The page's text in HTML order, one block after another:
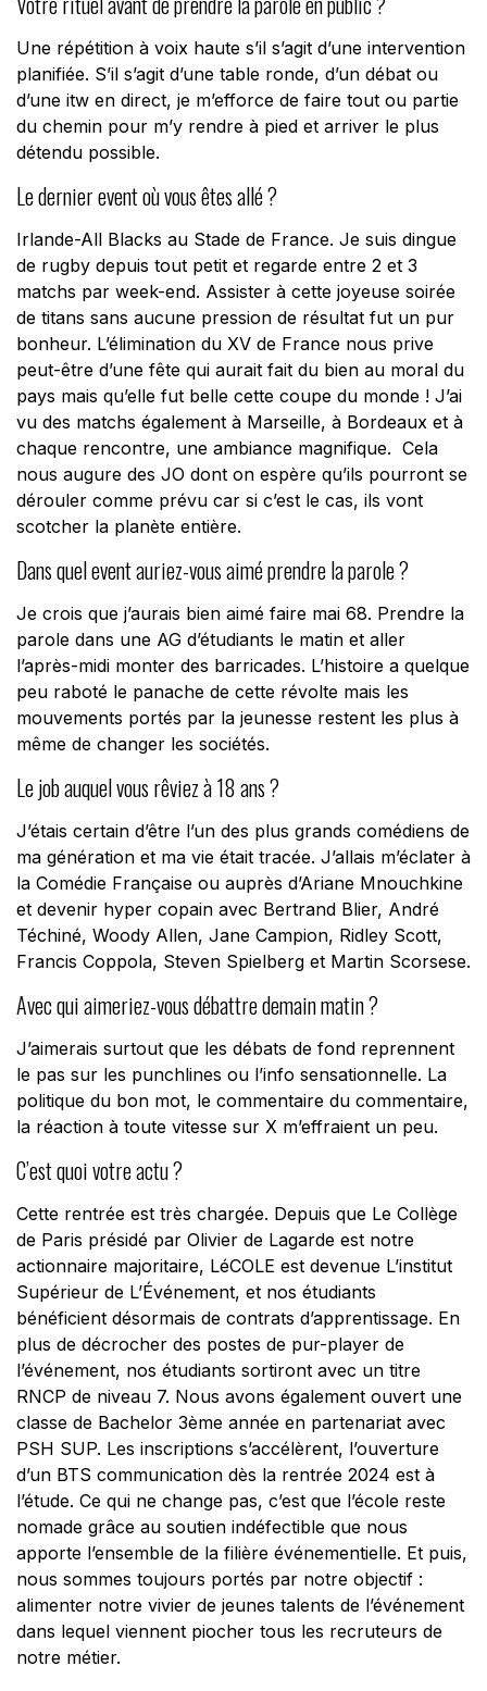
Une répétition à voix haute s’il s’agit d’une intervention
planifiée. S’il s’agit d’une table ronde, d’un débat ou
d’une itw en direct, je m’efforce de faire tout ou partie
du chemin pour m’y rendre à pied et arriver le plus
détendu possible.
Le dernier event où vous êtes allé ?
Irlande-All Blacks au Stade de France. Je suis dingue
de rugby depuis tout petit et regarde entre 2 et 3
matchs par week-end. Assister à cette joyeuse soirée
de titans sans aucune pression de résultat fut un pur
bonheur. L’élimination du XV de France nous prive
peut-être d’une fête qui aurait fait du bien au moral du
pays mais qu’elle fut belle cette coupe du monde ! J’ai
vu des matchs également à Marseille, à Bordeaux et à
chaque rencontre, une ambiance magnifique. Cela
nous augure des JO dont on espère qu’ils pourront se
dérouler comme prévu car si c’est le cas, ils vont
scotcher la planète entière.
Dans quel event auriez-vous aimé prendre la parole ?
Je crois que j’aurais bien aimé faire mai 68. Prendre la
parole dans une AG d’étudiants le matin et aller
l’après-midi monter des barricades. L’histoire a quelque
peu raboté le panache de cette révolte mais les
mouvements portés par la jeunesse restent les plus à
même de changer les sociétés.
Le job auquel vous rêviez à 18 ans ?
J’étais certain d’être l’un des plus grands comédiens de
ma génération et ma vie était tracée. J’allais m’éclater à
la Comédie Française ou auprès d’Ariane Mnouchkine
et devenir hyper copain avec Bertrand Blier, André
Téchiné, Woody Allen, Jane Campion, Ridley Scott,
Francis Coppola, Steven Spielberg et Martin Scorsese.
Avec qui aimeriez-vous débattre demain matin ?
J’aimerais surtout que les débats de fond reprennent
le pas sur les punchlines ou l’info sensationnelle. La
politique du bon mot, le commentaire du commentaire,
la réaction à toute vitesse sur X m’effraient un peu.
C’est quoi votre actu ?
Cette rentrée est très chargée. Depuis que Le Collège
de Paris présidé par Olivier de Lagarde est notre
actionnaire majoritaire, LéCOLE est devenue L’institut
Supérieur de L’Événement, et nos étudiants
bénéficient désormais de contrats d’apprentissage. En
plus de décrocher des postes de pur-player de
l’événement, nos étudiants sortiront avec un titre
RNCP de niveau 7. Nous avons également ouvert une
classe de Bachelor 3ème année en partenariat avec
PSH SUP. Les inscriptions s’accélèrent, l’ouverture
d’un BTS communication dès la rentrée 2024 est à
l’étude. Ce qui ne change pas, c’est que l’école reste
nomade grâce au soutien indéfectible que nous
apporte l’ensemble de la filière événementielle. Et puis,
nous sommes toujours portés par notre objectif :
alimenter notre vivier de jeunes talents de l’événement
dans lequel viennent piocher tous les recruteurs de
notre métier.